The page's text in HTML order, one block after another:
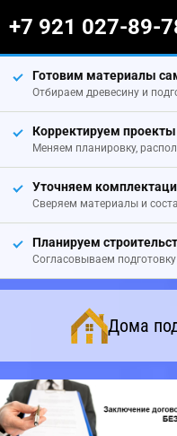
+7 921 027-89-
Готовим материалы
Отбираем древесину и
Корректируем проекты
Меняем планировку,
Уточняем
Сверяем материалы и
Планируем
Согласовываем
Дома